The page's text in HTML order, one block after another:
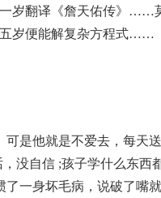
岁翻译《詹天佑传》……
五岁便能解复杂方程式……
可是他就是不爱去，每天
没自信 ;孩子学什么东西
了一身坏毛病，说破了嘴